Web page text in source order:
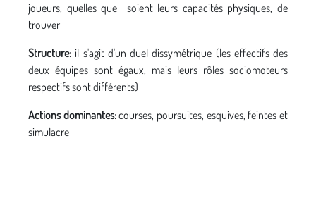
joueurs, quelles que soient leurs capacités physiques, de
trouver
Structure: il s'agit d'un duel dissymétrique (les effectifs des
deux équipes sont égaux, mais leurs rôles sociomoteurs
respectifs sont différents)
Actions dominantes: courses, poursuites, esquives, feintes et
simulacre